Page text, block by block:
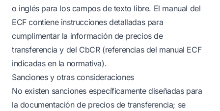
o inglés para los campos de texto libre. El manual del
ECF contiene instrucciones detalladas para
cumplimentar la información de precios de
transferencia y del CbCR (referencias del manual ECF
indicadas en la normativa).
Sanciones y otras consideraciones
No existen sanciones específicamente diseñadas para
la documentación de precios de transferencia; se